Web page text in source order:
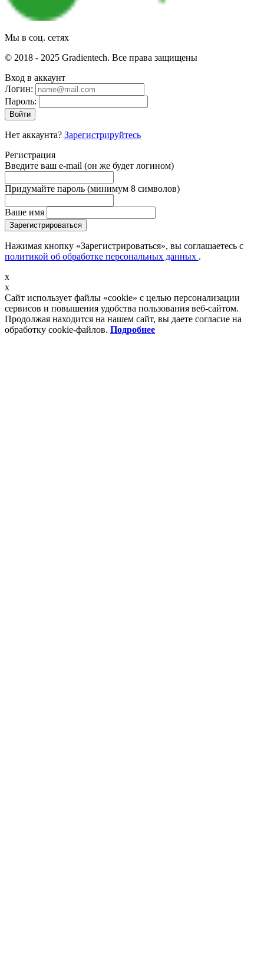
Мы в соц. сетях
© 2018 - 2025 Gradientech. Все права защищены
Вход в аккаунт
Логин:
Пароль:
Войти
Нет аккаунта? Зарегистрируйтесь
Регистрация
Введите ваш e-mail (он же будет логином)
Придумайте пароль (минимум 8 символов)
Ваше имя
Зарегистрироваться
Нажимая кнопку «Зарегистрироваться», вы соглашаетесь с
политикой об обработке персональных данных .
x
x
Сайт использует файлы «cookie» с целью персонализации
сервисов и повышения удобства пользования веб-сайтом.
Продолжая находится на нашем сайт, вы даете согласие на
обработку cookie-файлов. Подробнее